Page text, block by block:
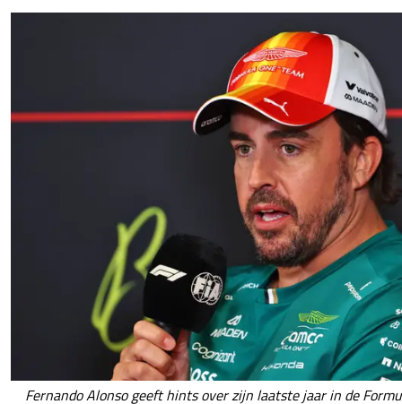
Fernando Alonso geeft hints over zijn laatste jaar in de